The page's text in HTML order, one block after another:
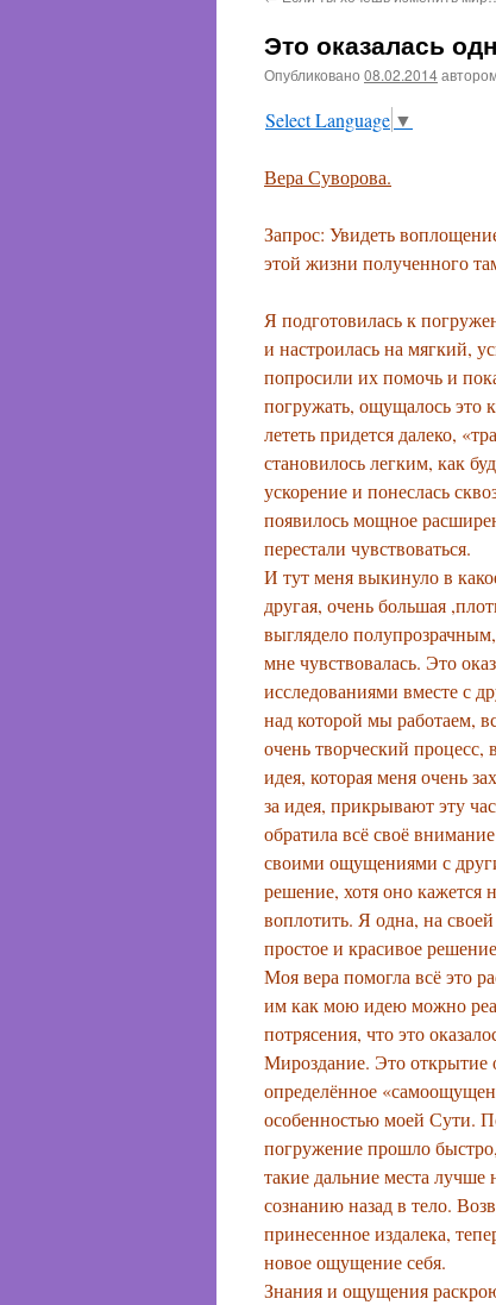
содержимому
Это оказалась
Опубликовано 08.02.2014
Select Language ▼
Вера Суворова.
Запрос: Увидеть
этой жизни полученного
Я подготовилась к
и настроилась на мягкий,
попросили их помочь и
погружать, ощущалось это
лететь придется далеко,
становилось легким, как
ускорение и понеслась
появилось мощное
перестали чувствоваться.
И тут меня выкинуло в
другая, очень большая
выглядело
мне чувствовалась. Это
исследованиями вместе с
над которой мы работаем,
очень творческий процесс,
идея, которая меня очень
за идея, прикрывают эту
обратила всё своё
своими ощущениями с
решение, хотя оно кажется
воплотить. Я одна, на
простое и красивое
Моя вера помогла всё это
им как мою идею можно
потрясения, что это
Мироздание. Это открытие
определённое
особенностью моей Сути.
погружение прошло
такие дальние места лучше
сознанию назад в тело.
принесенное издалека,
новое ощущение себя.
Знания и ощущения